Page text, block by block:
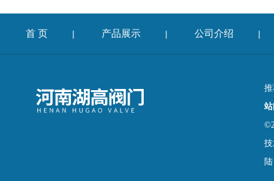
首 页 | 产品展示 | 公司介绍 |
陆